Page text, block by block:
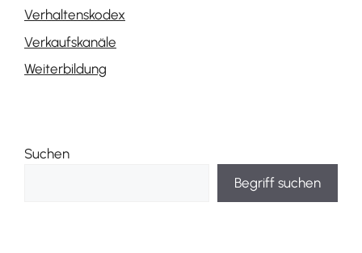
Verhaltenskodex
Verkaufskanäle
Weiterbildung
Suchen
Begriff suchen